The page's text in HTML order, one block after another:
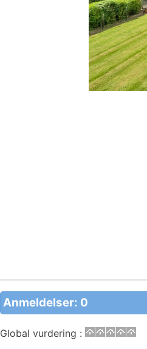
Anmeldelser: 0
Global vurdering :